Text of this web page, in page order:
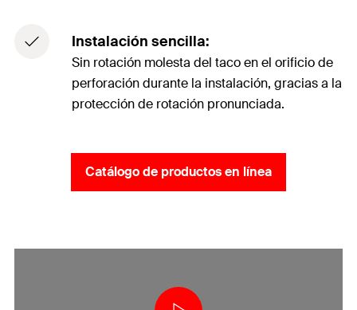
Instalación sencilla:
Sin rotación molesta del taco en el orificio de
perforación durante la instalación, gracias a la
protección de rotación pronunciada.
Catálogo de productos en línea